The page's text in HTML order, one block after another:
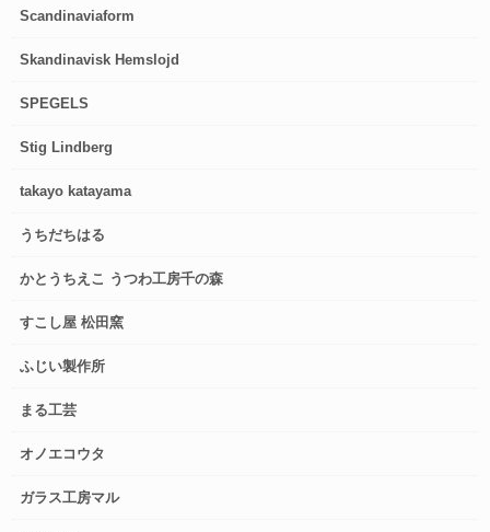
Scandinaviaform
Skandinavisk Hemslojd
SPEGELS
Stig Lindberg
takayo katayama
うちだちはる
かとうちえこ うつわ工房千の森
すこし屋 松田窯
ふじい製作所
まる工芸
オノエコウタ
ガラス工房マル